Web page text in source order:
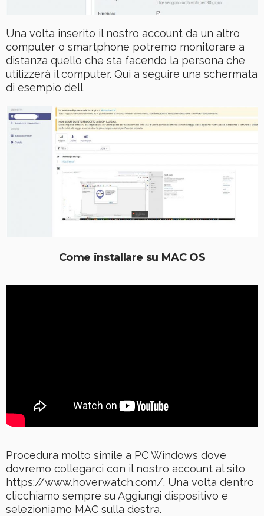
Una volta inserito il nostro account da un altro
computer o smartphone potremo monitorare a
distanza quello che sta facendo la persona che
utilizzerà il computer. Qui a seguire una schermata
di esempio dell
Come installare su MAC OS
Procedura molto simile a PC Windows dove
dovremo collegarci con il nostro account al sito
https://www.hoverwatch.com/. Una volta dentro
clicchiamo sempre su Aggiungi dispositivo e
selezioniamo MAC sulla destra.